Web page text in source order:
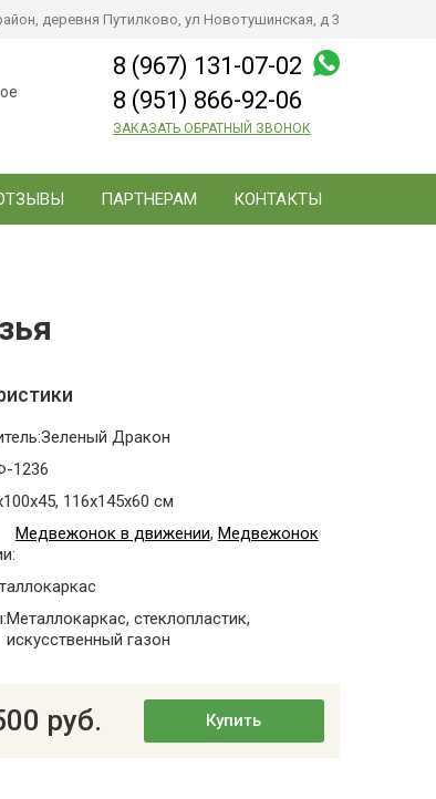
деревня Путилково, ул Новотушинская, д 3
8 (967) 131-07-02
8 (951) 866-92-06
ЗАКАЗАТЬ ОБРАТНЫЙ ЗВОНОК
ПАРТНЕРАМ КОНТАКТЫ
Зеленый Дракон
1236
116x145x60 см
Медвежонок в движении, Медвежонок
Металлокаркас, стеклопластик,
искусственный газон
руб. Купить